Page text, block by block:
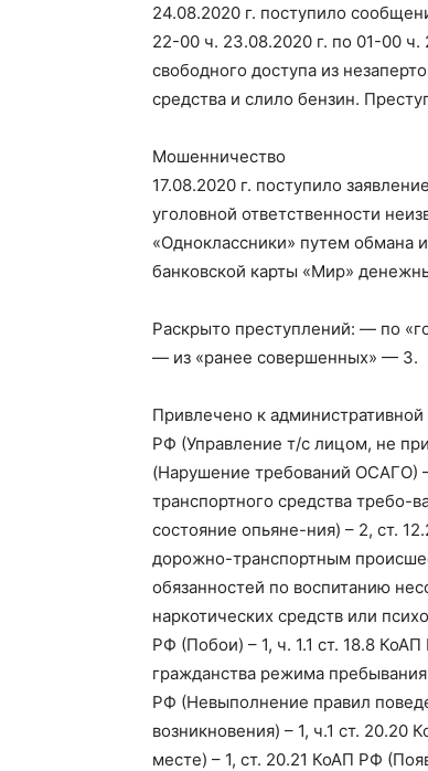
края
24.08.2020 г. поступило
22-00 ч. 23.08.2020 г. по 01-00
свободного доступа из
средства и слило бензин.
Мошенничество
17.08.2020 г. поступило
уголовной ответственности
«Одноклассники» путем обмана
банковской карты «Мир»
Раскрыто преступлений: — по
— из «ранее совершенных» — 3.
Привлечено к
РФ (Управление т/с лицом, не
(Нарушение требований ОСАГО)
транспортного средства требо-
состояние опьяне-ния) – 2, ст.
дорожно-транспортным
обязанностей по воспитанию
наркотических средств или
РФ (Побои) – 1, ч. 1.1 ст. 18.8
гражданства режима
РФ (Невыполнение правил
возникновения) – 1, ч.1 ст.
месте) – 1, ст. 20.21 КоАП РФ